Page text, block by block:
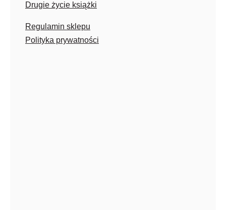
Drugie życie książki
Regulamin sklepu
Polityka prywatności